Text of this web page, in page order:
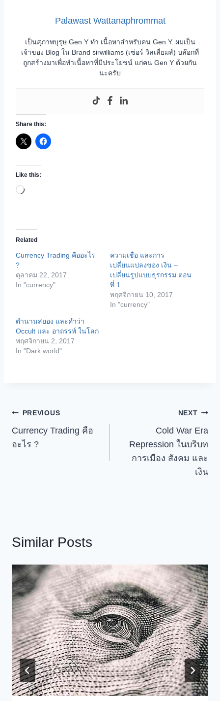
Palawast Wattanaphrommat
เป็นสุภาพบุรุษ Gen Y ทำ เนื้อหาสำหรับคน Gen Y. ผมเป็น
เจ้าของ Blog ใน Brand sirwilliams (เซ่อร์ วิลเลี่ยมส์) บล๊อกที่
ถูกสร้างมาเพื่อทำเนื้อหาที่มีประโยชน์ แก่คน Gen Y ด้วยกัน
นะครับ
Share this:
Like this:
L
d
n
g
…
Related
Currency Trading คืออะไร
?
ตุลาคม 22, 2017
In "currency"
ความเชื่อ และการ
เปลี่ยนแปลงของ เงิน –
เปลี่ยนรูปแบบธุรกรรม ตอน
ที่ 1.
พฤศจิกายน 10, 2017
In "currency"
ตำนานสยอง และคำว่า
Occult และ อาถรรพ์ ในโลก
พฤศจิกายน 2, 2017
In "Dark world"
เมนู
นำทาง
PREVIOUS
Currency Trading คือ
อะไร ?
NEXT
Cold War Era
Repression ในบริบท
การเมือง สังคม และ
เงิน
Similar Posts